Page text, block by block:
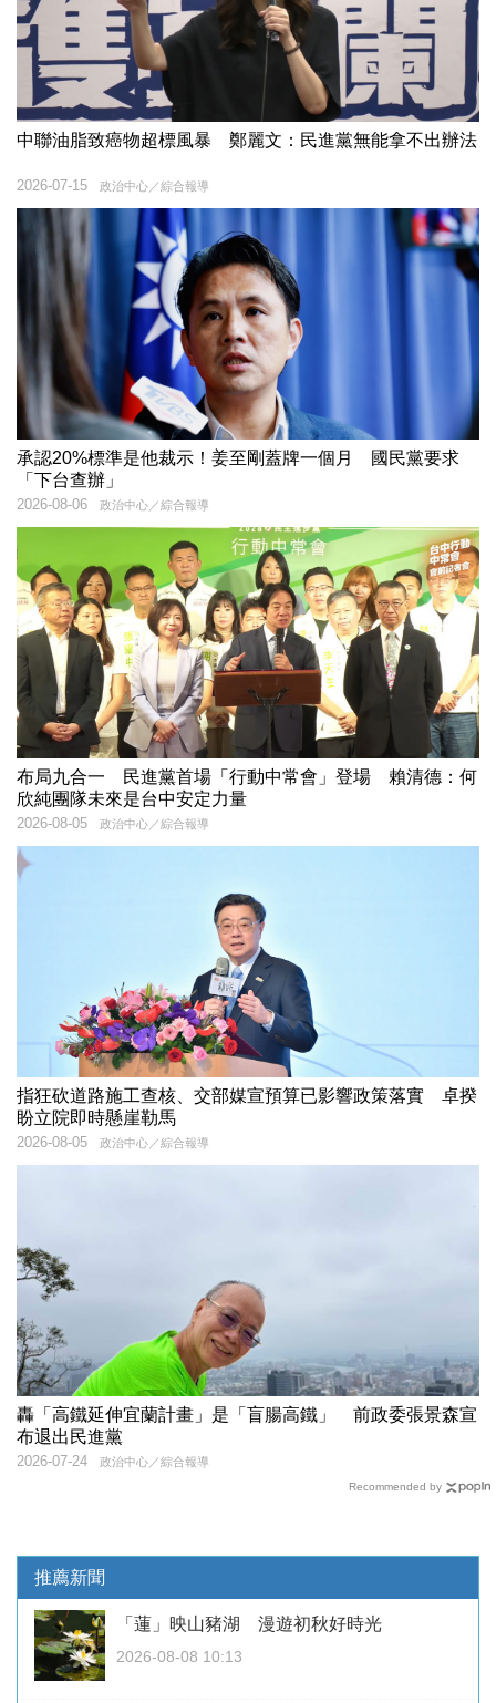
中聯油脂致癌物超標風暴 鄭麗文：民進黨無能拿不出辦法
政治中心／綜合報導
2026-07-15
承認20%標準是他裁示！姜至剛蓋牌一個月 國民黨要求
「下台查辦」
政治中心／綜合報導
2026-08-06
布局九合一 民進黨首場「行動中常會」登場 賴清德：何
欣純團隊未來是台中安定力量
政治中心／綜合報導
2026-08-05
指狂砍道路施工查核、交部媒宣預算已影響政策落實 卓揆
盼立院即時懸崖勒馬
政治中心／綜合報導
2026-08-05
轟「高鐵延伸宜蘭計畫」是「盲腸高鐵」 前政委張景森宣
布退出民進黨
政治中心／綜合報導
2026-07-24
Recommended by
推薦新聞
「蓮」映山豬湖 漫遊初秋好時光
2026-08-08 10:13